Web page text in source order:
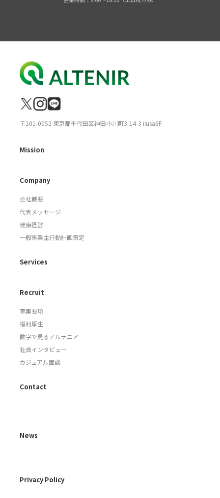
〒101-0052 東京都千代田区神田小川町3-14-3 ilusa6F
Mission
Company
会社概要
代表メッセージ
健康経営
一般事業主行動計画策定
Services
Recruit
募集要項
福利厚生
数字で見るアルテニア
社員インタビュー
カジュアル面談
Contact
News
Privacy Policy